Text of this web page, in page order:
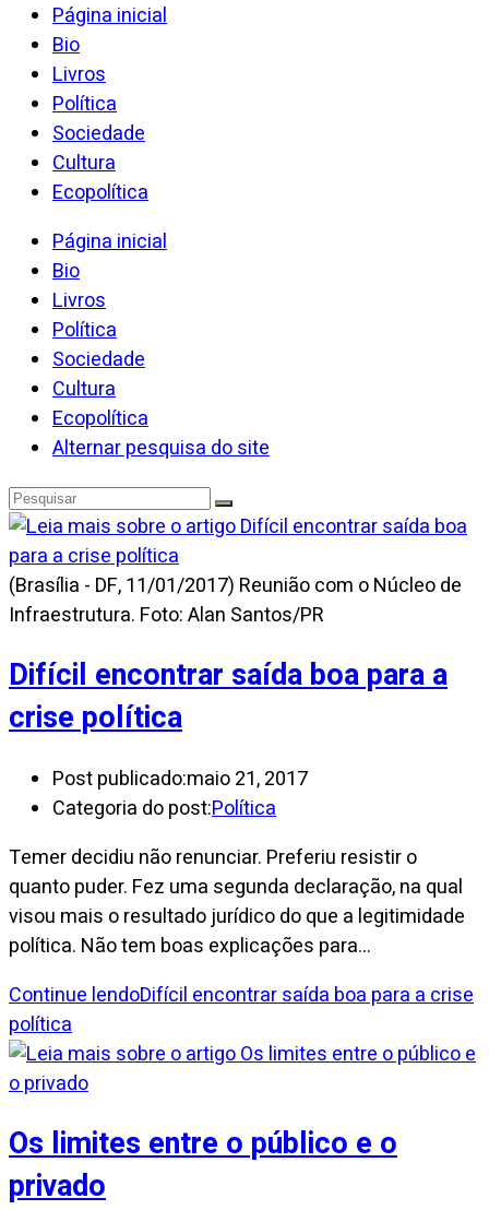
Página inicial
Bio
Livros
Política
Sociedade
Cultura
Ecopolítica
Página inicial
Bio
Livros
Política
Sociedade
Cultura
Ecopolítica
Alternar pesquisa do site
(Brasília - DF, 11/01/2017) Reunião com o Núcleo de
Infraestrutura. Foto: Alan Santos/PR
Difícil encontrar saída boa para a
crise política
Post publicado:maio 21, 2017
Categoria do post:Política
Temer decidiu não renunciar. Preferiu resistir o
quanto puder. Fez uma segunda declaração, na qual
visou mais o resultado jurídico do que a legitimidade
política. Não tem boas explicações para…
Continue lendoDifícil encontrar saída boa para a crise
política
Os limites entre o público e o
privado